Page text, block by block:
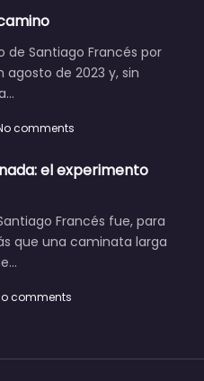
de Santiago Francés por
agosto de 2023 y, sin
comments
el experimento
Francés fue, para
que una caminata larga
comments